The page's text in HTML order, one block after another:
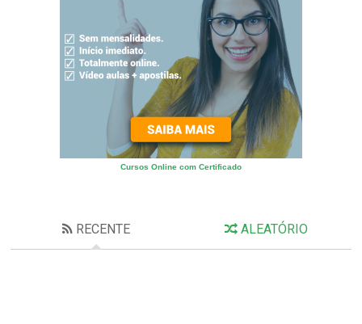
Cursos Online com Certificado
RECENTE ALEATÓRIO